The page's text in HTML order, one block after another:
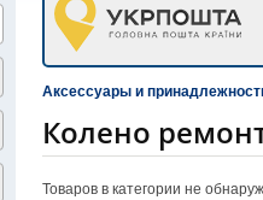
Аксессуары и
Колено
Товаров в категории не